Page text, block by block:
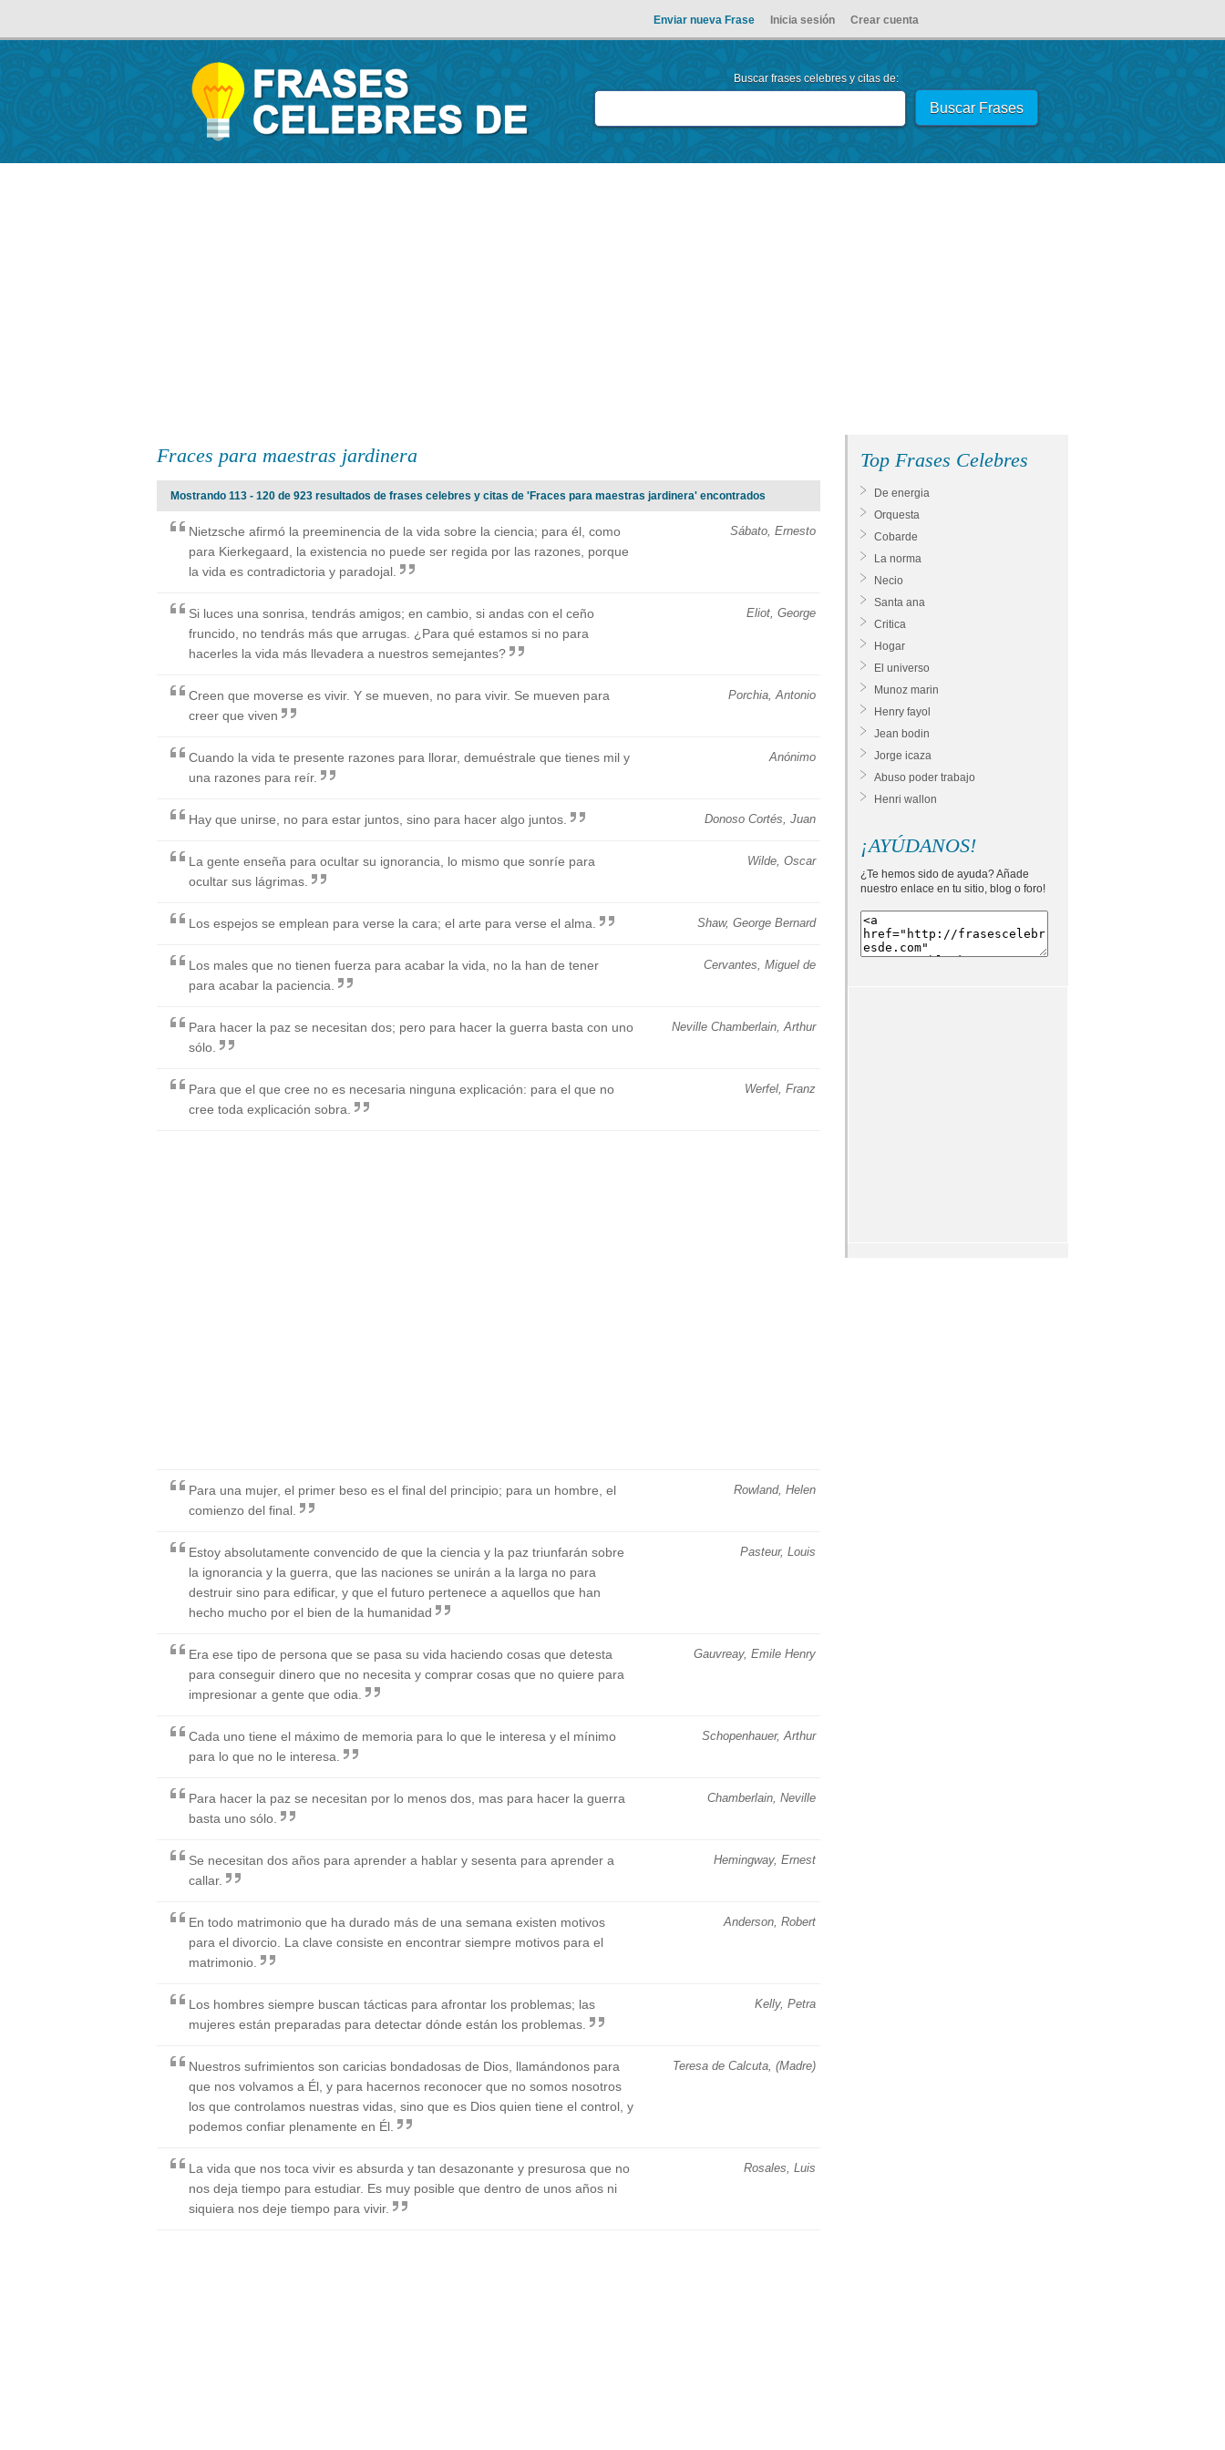
Enviar nueva Frase Inicia sesión Crear cuenta
Buscar frases celebres y citas de:
Fraces para maestras jardinera
Mostrando 113 - 120 de 923 resultados de frases celebres y citas de 'Fraces para maestras jardinera' encontrados
Sábato, Ernesto
Nietzsche afirmó la preeminencia de la vida sobre la ciencia; para él, como
para Kierkegaard, la existencia no puede ser regida por las razones, porque
la vida es contradictoria y paradojal.
Eliot, George
Si luces una sonrisa, tendrás amigos; en cambio, si andas con el ceño
fruncido, no tendrás más que arrugas. ¿Para qué estamos si no para
hacerles la vida más llevadera a nuestros semejantes?
Porchia, Antonio
Creen que moverse es vivir. Y se mueven, no para vivir. Se mueven para
creer que viven
Anónimo
Cuando la vida te presente razones para llorar, demuéstrale que tienes mil y
una razones para reír.
Donoso Cortés, Juan
Hay que unirse, no para estar juntos, sino para hacer algo juntos.
Wilde, Oscar
La gente enseña para ocultar su ignorancia, lo mismo que sonríe para
ocultar sus lágrimas.
Shaw, George Bernard
Los espejos se emplean para verse la cara; el arte para verse el alma.
Cervantes, Miguel de
Los males que no tienen fuerza para acabar la vida, no la han de tener
para acabar la paciencia.
Neville Chamberlain, Arthur
Para hacer la paz se necesitan dos; pero para hacer la guerra basta con uno
sólo.
Werfel, Franz
Para que el que cree no es necesaria ninguna explicación: para el que no
cree toda explicación sobra.
Rowland, Helen
Para una mujer, el primer beso es el final del principio; para un hombre, el
comienzo del final.
Pasteur, Louis
Estoy absolutamente convencido de que la ciencia y la paz triunfarán sobre
la ignorancia y la guerra, que las naciones se unirán a la larga no para
destruir sino para edificar, y que el futuro pertenece a aquellos que han
hecho mucho por el bien de la humanidad
Gauvreay, Emile Henry
Era ese tipo de persona que se pasa su vida haciendo cosas que detesta
para conseguir dinero que no necesita y comprar cosas que no quiere para
impresionar a gente que odia.
Schopenhauer, Arthur
Cada uno tiene el máximo de memoria para lo que le interesa y el mínimo
para lo que no le interesa.
Chamberlain, Neville
Para hacer la paz se necesitan por lo menos dos, mas para hacer la guerra
basta uno sólo.
Hemingway, Ernest
Se necesitan dos años para aprender a hablar y sesenta para aprender a
callar.
Anderson, Robert
En todo matrimonio que ha durado más de una semana existen motivos
para el divorcio. La clave consiste en encontrar siempre motivos para el
matrimonio.
Kelly, Petra
Los hombres siempre buscan tácticas para afrontar los problemas; las
mujeres están preparadas para detectar dónde están los problemas.
Teresa de Calcuta, (Madre)
Nuestros sufrimientos son caricias bondadosas de Dios, llamándonos para
que nos volvamos a Él, y para hacernos reconocer que no somos nosotros
los que controlamos nuestras vidas, sino que es Dios quien tiene el control, y
podemos confiar plenamente en Él.
Rosales, Luis
La vida que nos toca vivir es absurda y tan desazonante y presurosa que no
nos deja tiempo para estudiar. Es muy posible que dentro de unos años ni
siquiera nos deje tiempo para vivir.
Top Frases Celebres
De energia
Orquesta
Cobarde
La norma
Necio
Santa ana
Critica
Hogar
El universo
Munoz marin
Henry fayol
Jean bodin
Jorge icaza
Abuso poder trabajo
Henri wallon
¡AYÚDANOS!
¿Te hemos sido de ayuda? Añade
nuestro enlace en tu sitio, blog o foro!